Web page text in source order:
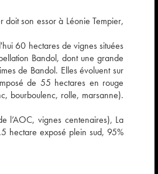
son essor à Léonie Tempier,
60 hectares de vignes situées
Bandol, dont une grande
de Bandol. Elles évoluent sur
de 55 hectares en rouge
bourboulenc, rolle, marsanne).
l’AOC, vignes centenaires), La
hectare exposé plein sud, 95%